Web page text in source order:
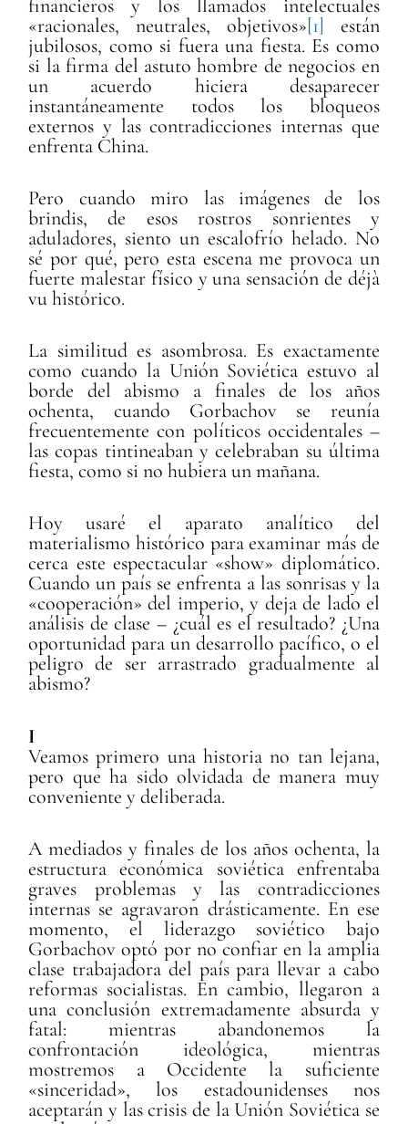
financieros y los llamados intelectuales
«racionales, neutrales, objetivos»[1] están
jubilosos, como si fuera una fiesta. Es como
si la firma del astuto hombre de negocios en
un acuerdo hiciera desaparecer
instantáneamente todos los bloqueos
externos y las contradicciones internas que
enfrenta China.
Pero cuando miro las imágenes de los
brindis, de esos rostros sonrientes y
aduladores, siento un escalofrío helado. No
sé por qué, pero esta escena me provoca un
fuerte malestar físico y una sensación de déjà
vu histórico.
La similitud es asombrosa. Es exactamente
como cuando la Unión Soviética estuvo al
borde del abismo a finales de los años
ochenta, cuando Gorbachov se reunía
frecuentemente con políticos occidentales –
las copas tintineaban y celebraban su última
fiesta, como si no hubiera un mañana.
Hoy usaré el aparato analítico del
materialismo histórico para examinar más de
cerca este espectacular «show» diplomático.
Cuando un país se enfrenta a las sonrisas y la
«cooperación» del imperio, y deja de lado el
análisis de clase – ¿cuál es el resultado? ¿Una
oportunidad para un desarrollo pacífico, o el
peligro de ser arrastrado gradualmente al
abismo?
I
Veamos primero una historia no tan lejana,
pero que ha sido olvidada de manera muy
conveniente y deliberada.
A mediados y finales de los años ochenta, la
estructura económica soviética enfrentaba
graves problemas y las contradicciones
internas se agravaron drásticamente. En ese
momento, el liderazgo soviético bajo
Gorbachov optó por no confiar en la amplia
clase trabajadora del país para llevar a cabo
reformas socialistas. En cambio, llegaron a
una conclusión extremadamente absurda y
fatal: mientras abandonemos la
confrontación ideológica, mientras
mostremos a Occidente la suficiente
«sinceridad», los estadounidenses nos
aceptarán y las crisis de la Unión Soviética se